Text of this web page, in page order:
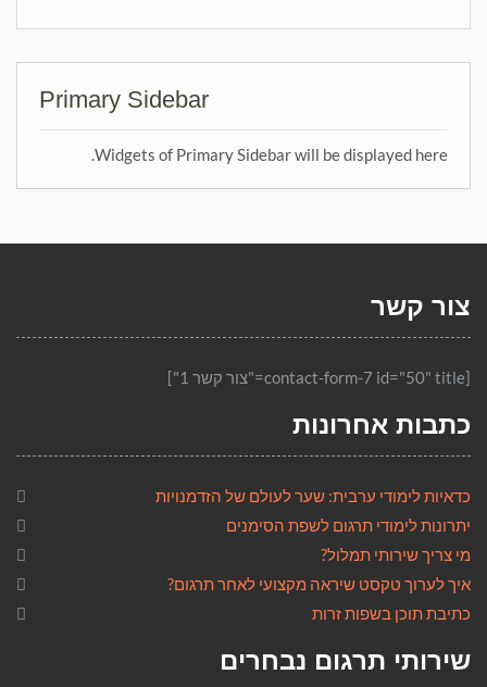
Primary Sidebar
Widgets of Primary Sidebar will be displayed here.
צור קשר
[contact-form-7 id="50" title="צור קשר 1"]
כתבות אחרונות
כדאיות לימודי ערבית: שער לעולם של הזדמנויות
יתרונות לימודי תרגום לשפת הסימנים
מי צריך שירותי תמלול?
איך לערוך טקסט שיראה מקצועי לאחר תרגום?
כתיבת תוכן בשפות זרות
שירותי תרגום נבחרים